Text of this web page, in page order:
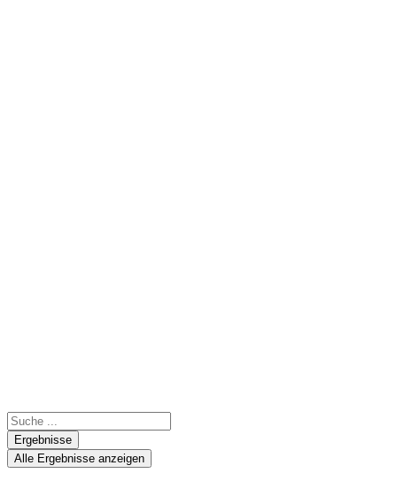
Search
...Ergebnisse
Alle Ergebnisse anzeigen